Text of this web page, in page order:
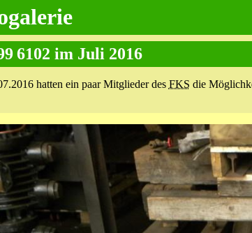
6102 im Juli 2016
hatten ein paar Mitglieder des FKS die